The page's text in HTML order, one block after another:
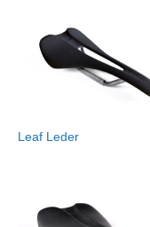
Leaf Leder